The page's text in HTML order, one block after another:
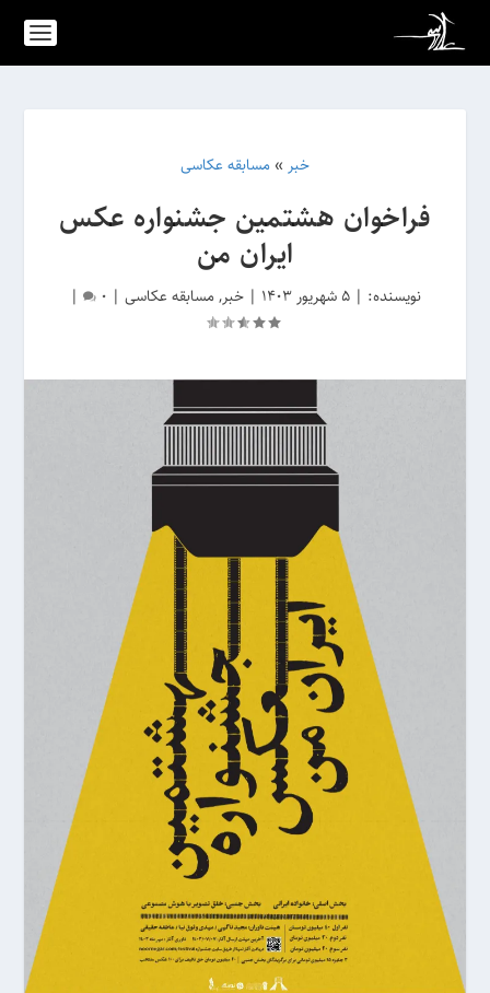
خبر » مسابقه عکاسی
فراخوان هشتمین جشنواره‌ عکس
ایران من
نویسنده: |5 شهریور 1403 |خبر, مسابقه عکاسی |
0
|